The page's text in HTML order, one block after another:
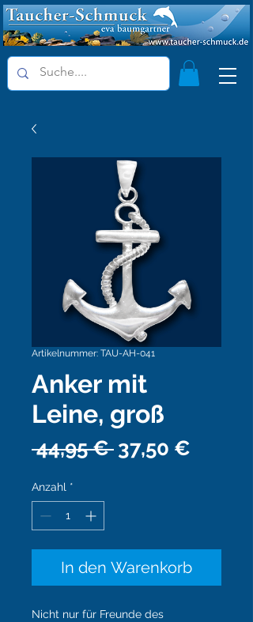
Artikelnummer: TAU-AH-041
Anker mit
Leine, groß
44,95 € Standardpreis
37,50 €
Anzahl *
In den Warenkorb
Nicht nur für Freunde des